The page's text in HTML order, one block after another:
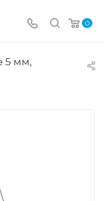
0
5 мм,